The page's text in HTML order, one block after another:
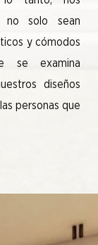
no solo sean
y cómodos
se examina
diseños
personas que